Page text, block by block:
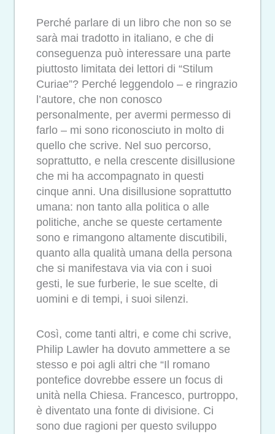
Perché parlare di un libro che non so se
sarà mai tradotto in italiano, e che di
conseguenza può interessare una parte
piuttosto limitata dei lettori di “Stilum
Curiae”? Perché leggendolo – e ringrazio
l’autore, che non conosco
personalmente, per avermi permesso di
farlo – mi sono riconosciuto in molto di
quello che scrive. Nel suo percorso,
soprattutto, e nella crescente disillusione
che mi ha accompagnato in questi
cinque anni. Una disillusione soprattutto
umana: non tanto alla politica o alle
politiche, anche se queste certamente
sono e rimangono altamente discutibili,
quanto alla qualità umana della persona
che si manifestava via via con i suoi
gesti, le sue furberie, le sue scelte, di
uomini e di tempi, i suoi silenzi.
Così, come tanti altri, e come chi scrive,
Philip Lawler ha dovuto ammettere a se
stesso e poi agli altri che “Il romano
pontefice dovrebbe essere un focus di
unità nella Chiesa. Francesco, purtroppo,
è diventato una fonte di divisione. Ci
sono due ragioni per questo sviluppo